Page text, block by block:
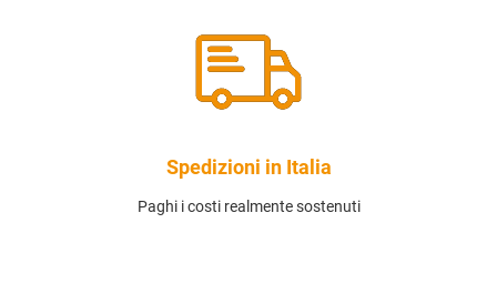
Spedizioni in Italia
Paghi i costi realmente sostenuti